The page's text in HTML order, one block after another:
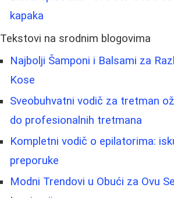
kapaka
Tekstovi na srodnim blogovima
Najbolji Šamponi i Balsami za
Kose
Sveobuhvatni vodič za tretman
do profesionalnih tretmana
Kompletni vodič o epilatorima:
preporuke
Modni Trendovi u Obući za Ovu